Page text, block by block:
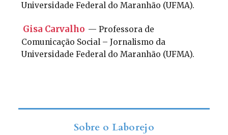
Universidade Federal do Maranhão (UFMA).
Gisa Carvalho — Professora de
Comunicação Social – Jornalismo da
Universidade Federal do Maranhão (UFMA).
Sobre o Laborejo